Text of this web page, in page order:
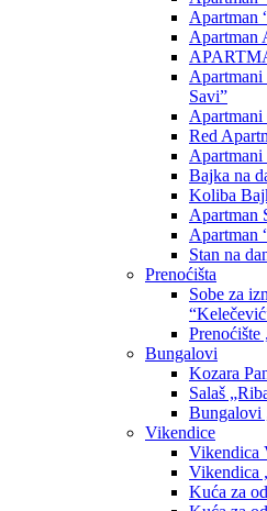
Apartman
Apartman
Apartmani
Savi”
Apartmani
Red
Apartmani
Bajka na
Koliba
Apartman
Apartman
Stan na
Prenoćišta
Sobe za
Prenoćište
Bungalovi
Kozara
Salaš
Bungalovi
Vikendice
Vikendica
Vikendica
Kuća za